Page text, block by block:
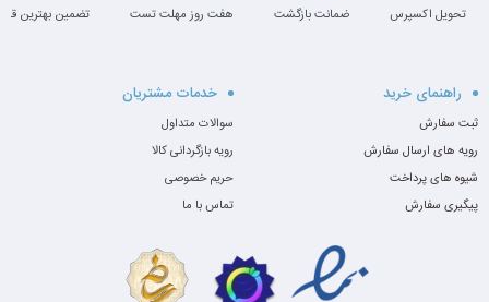
بدنه آلیاژ منیزیم بسیار مقاوم با رنگ آبی لاجوردی
خاص
صفحه‌کلید نورپس زمینه با تجربه تایپ عالی
امنیت بالا: شامل حسگر اثرانگشت، تشخیص
اسپیکرهای Bang & Olufsen با صدای فوق‌العاده
تحویل اکسپرس ضمانت بازگشت هفت روز مهلت تست تضمین بهترین
راهنمای خرید
ثبت سفارش
رویه های ارسال سفارش
شیوه های پرداخت
پیگیری سفارش
خدمات مشتریان
سوالات متداول
رویه بازگردانی کالا
حریم خصوصی
تماس با ما